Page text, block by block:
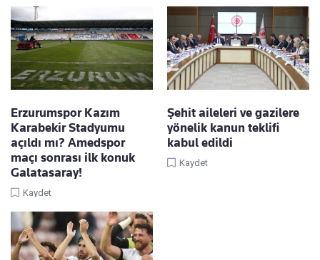
Erzurumspor Kazım
Karabekir Stadyumu
açıldı mı? Amedspor
maçı sonrası ilk konuk
Galatasaray!
Kaydet
Şehit aileleri ve gazilere
yönelik kanun teklifi
kabul edildi
Kaydet